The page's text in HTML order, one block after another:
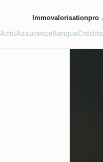
ActuAssuranceBanqueCrédits